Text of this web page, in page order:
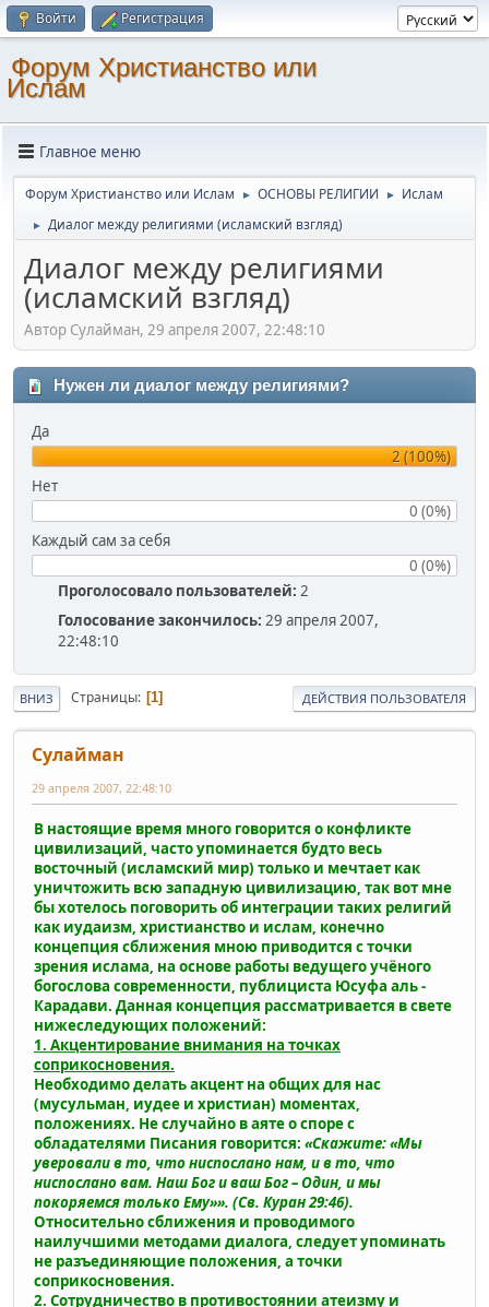
Войти Регистрация
Форум Христианство или
Ислам
Главное меню
Форум Христианство или Ислам ► ОСНОВЫ РЕЛИГИИ ► Ислам
► Диалог между религиями (исламский взгляд)
Диалог между религиями
(исламский взгляд)
Автор Сулайман, 29 апреля 2007, 22:48:10
Нужен ли диалог между религиями?
Да
2 (100%)
Нет
0 (0%)
Каждый сам за себя
0 (0%)
Проголосовало пользователей: 2
Голосование закончилось: 29 апреля 2007,
22:48:10
ВНИЗ Страницы 1 ДЕЙСТВИЯ ПОЛЬЗОВАТЕЛЯ
Сулайман
29 апреля 2007, 22:48:10
В настоящие время много говорится о конфликте
цивилизаций, часто упоминается будто весь
восточный (исламский мир) только и мечтает как
уничтожить всю западную цивилизацию, так вот мне
бы хотелось поговорить об интеграции таких религий
как иудаизм, христианство и ислам, конечно
концепция сближения мною приводится с точки
зрения ислама, на основе работы ведущего учёного
богослова современности, публициста Юсуфа аль -
Карадави. Данная концепция рассматривается в свете
нижеследующих положений:
1. Акцентирование внимания на точках
соприкосновения.
Необходимо делать акцент на общих для нас
(мусульман, иудее и христиан) моментах,
положениях. Не случайно в аяте о споре с
обладателями Писания говорится: «Скажите: «Мы
уверовали в то, что ниспослано нам, и в то, что
ниспослано вам. Наш Бог и ваш Бог – Один, и мы
покоряемся только Ему»». (Св. Куран 29:46).
Относительно сближения и проводимого
наилучшими методами диалога, следует упоминать
не разъединяющие положения, а точки
соприкосновения.
2. Сотрудничество в противостоянии атеизму и